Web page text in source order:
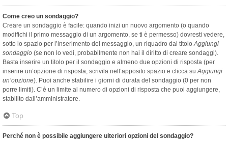
Come creo un sondaggio?
Creare un sondaggio è facile: quando inizi un nuovo argomento (o quando
modifichi il primo messaggio di un argomento, se ti è permesso) dovresti vedere,
sotto lo spazio per l’inserimento del messaggio, un riquadro dal titoloAggiungi
sondaggio (se non lo vedi, probabilmente non hai il diritto di creare sondaggi).
Basta inserire un titolo per il sondaggio e almeno due opzioni di risposta (per
inserire un’opzione di risposta, scrivila nell’apposito spazio e clicca suAggiungi
un’opzione). Puoi anche stabilire i giorni di durata del sondaggio (0 per non
porre limiti). C’è un limite al numero di opzioni di risposta che puoi aggiungere,
stabilito dall’amministratore.
Top
Perché non è possibile aggiungere ulteriori opzioni del sondaggio?